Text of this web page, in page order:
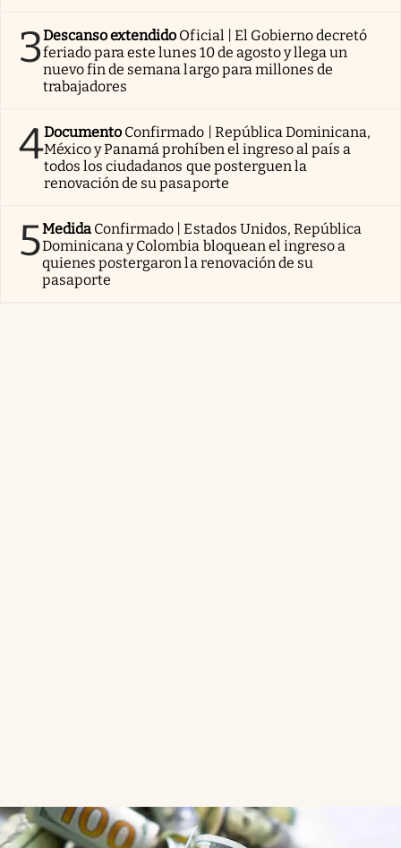
3Descanso extendido Oficial | El Gobierno decretó
feriado para este lunes 10 de agosto y llega un
nuevo fin de semana largo para millones de
trabajadores
4Documento Confirmado | República Dominicana,
México y Panamá prohíben el ingreso al país a
todos los ciudadanos que posterguen la
renovación de su pasaporte
5Medida Confirmado | Estados Unidos, República
Dominicana y Colombia bloquean el ingreso a
quienes postergaron la renovación de su
pasaporte